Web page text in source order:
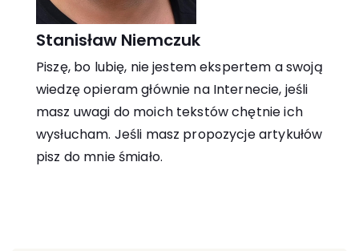
Stanisław Niemczuk
Piszę, bo lubię, nie jestem ekspertem a swoją
wiedzę opieram głównie na Internecie, jeśli
masz uwagi do moich tekstów chętnie ich
wysłucham. Jeśli masz propozycje artykułów
pisz do mnie śmiało.